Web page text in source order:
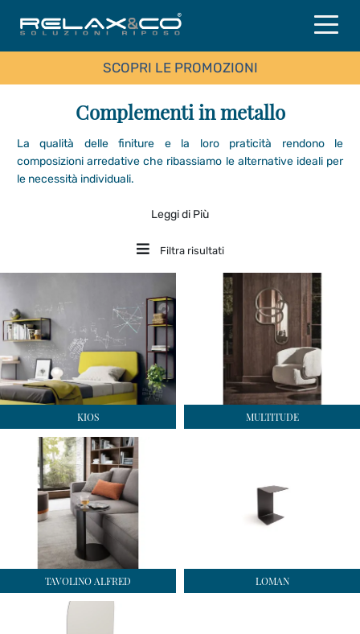
SCOPRI LE PROMOZIONI
Complementi in metallo
La qualità delle finiture e la loro praticità rendono le
composizioni arredative che ribassiamo le alternative ideali per
le necessità individuali.
Leggi di Più
Filtra risultati
KIOS MULTITUDE
TAVOLINO ALFRED LOMAN